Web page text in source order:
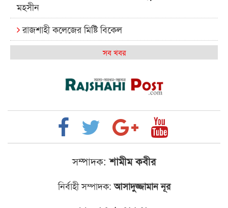
মহসীন
রাজশাহী কলেজের মিষ্টি বিকেল
কেমন আছে আমাদের দেশের মধ্যবিত্তরা
রাজশাইন একাডেমির ফল প্রকাশ ও পুরস্কার বিতরণ
রাজশাহী কলেজের শিক্ষার্থী শাখাওয়াত পেলেন স্টার
এক্সিলেন্স অ্যাওয়ার্ড
বিশ্ব নদী বিবস উপলক্ষে নদী সুরক্ষায় নাওযাত্রা
সব খবর
সম্পাদক: শামীম কবীর
নির্বাহী সম্পাদক:আসাদুজ্জামান নূর